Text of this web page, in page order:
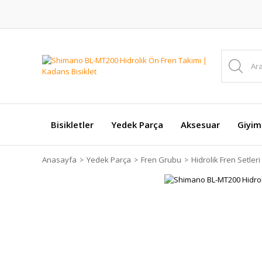
Bisikletler Yedek Parça Aksesuar Giyim
Anasayfa Yedek Parça Fren Grubu Hidrolik Fren Setleri